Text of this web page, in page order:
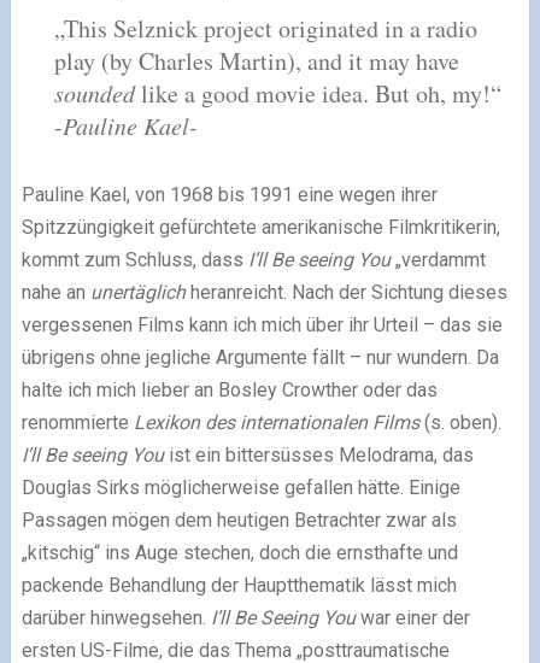
„This Selznick project originated in a radio
play (by Charles Martin), and it may have
soundedlike a good movie idea. But oh, my!“
-Pauline Kael-
Pauline Kael, von 1968 bis 1991 eine wegen ihrer
Spitzzüngigkeit gefürchtete amerikanische Filmkritikerin,
kommt zum Schluss, dass I’ll Be seeing You„verdammt
nahe an unertäglichheranreicht. Nach der Sichtung dieses
vergessenen Films kann ich mich über ihr Urteil – das sie
übrigens ohne jegliche Argumente fällt – nur wundern. Da
halte ich mich lieber an Bosley Crowther oder das
renommierte Lexikon des internationalen Films(s. oben).
I’ll Be seeing Youist ein bittersüsses Melodrama, das
Douglas Sirks möglicherweise gefallen hätte. Einige
Passagen mögen dem heutigen Betrachter zwar als
„kitschig“ ins Auge stechen, doch die ernsthafte und
packende Behandlung der Hauptthematik lässt mich
darüber hinwegsehen. I’ll Be Seeing Youwar einer der
ersten US-Filme, die das Thema „posttraumatische